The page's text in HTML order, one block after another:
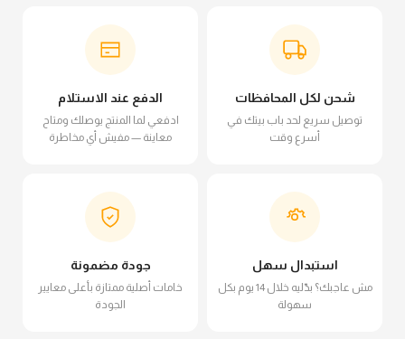
شحن لكل المحافظات
توصيل سريع لحد باب بيتك في
أسرع وقت
الدفع عند الاستلام
ادفعي لما المنتج يوصلك ومتاح
معاينة — مفيش أي مخاطرة
استبدال سهل
مش عاجبك؟ بدّليه خلال 14 يوم بكل
سهولة
جودة مضمونة
خامات أصلية ممتازة بأعلى معايير
الجودة